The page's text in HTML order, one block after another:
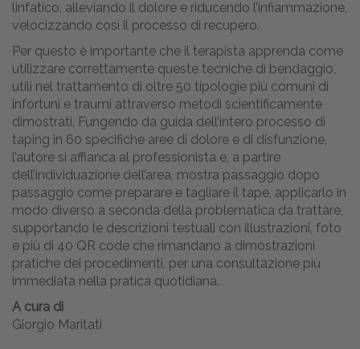
linfatico, alleviando il dolore e riducendo l’infiammazione,
velocizzando così il processo di recupero.
Per questo è importante che il terapista apprenda come
utilizzare correttamente queste tecniche di bendaggio,
utili nel trattamento di oltre 50 tipologie più comuni di
infortuni e traumi attraverso metodi scientificamente
dimostrati. Fungendo da guida dell’intero processo di
taping in 60 specifiche aree di dolore e di disfunzione,
l’autore si affianca al professionista e, a partire
dell’individuazione dell’area, mostra passaggio dopo
passaggio come preparare e tagliare il tape, applicarlo in
modo diverso a seconda della problematica da trattare,
supportando le descrizioni testuali con illustrazioni, foto
e più di 40 QR code che rimandano a dimostrazioni
pratiche dei procedimenti, per una consultazione più
immediata nella pratica quotidiana.
A cura di
Giorgio Maritati